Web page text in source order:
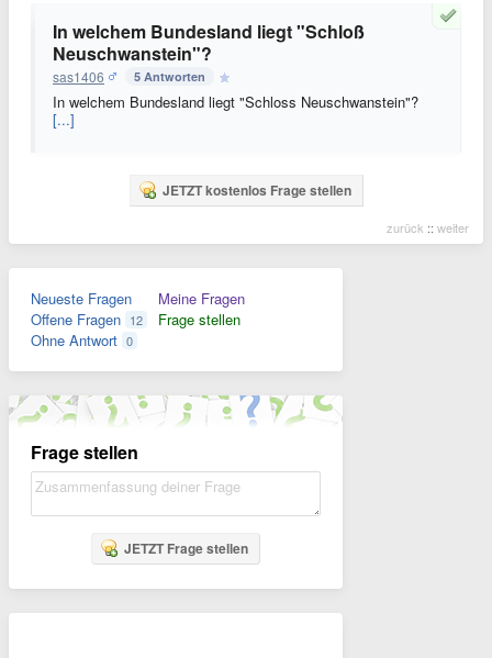
In welchem Bundesland liegt "Schloß
Neuschwanstein"?
sas1406 5 Antworten
In welchem Bundesland liegt "Schloss Neuschwanstein"?
[...]
JETZT kostenlos Frage stellen
zurück :: weiter
Neueste Fragen
Offene Fragen 12
Ohne Antwort 0
Meine Fragen
Frage stellen
Frage stellen
JETZT Frage stellen